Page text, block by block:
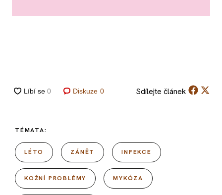
Diskuze 0 Sdílejte článek
TÉMATA:
LÉTO ZÁNĚT INFEKCE
KOŽNÍ PROBLÉMY MYKÓZA